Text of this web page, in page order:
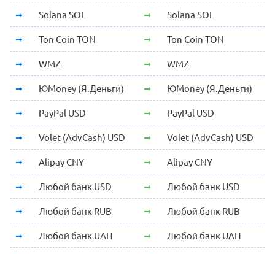
Solana SOL Solana SOL
Ton Coin TON Ton Coin TON
WMZ WMZ
ЮMoney (Я.Деньги) ЮMoney (Я.Деньги)
PayPal USD PayPal USD
Volet (AdvCash) USD Volet (AdvCash) USD
Alipay CNY Alipay CNY
Любой банк USD Любой банк USD
Любой банк RUB Любой банк RUB
Любой банк UAH Любой банк UAH